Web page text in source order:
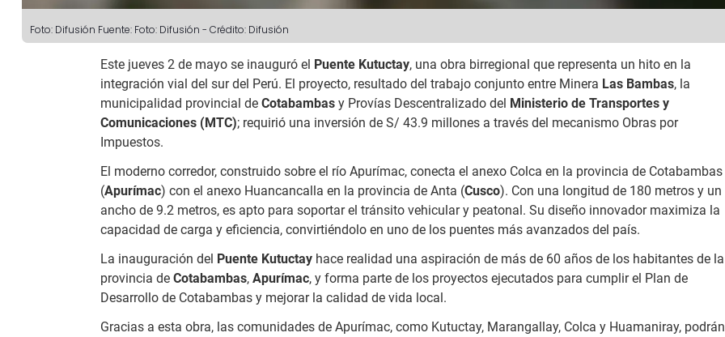
Foto: Difusión Fuente: Foto: Difusión - Crédito: Difusión
Este jueves 2 de mayo se inauguró el Puente Kutuctay, una obra birregional que representa un hito en la
integración vial del sur del Perú. El proyecto, resultado del trabajo conjunto entre Minera Las Bambas, la
municipalidad provincial de Cotabambas y Provías Descentralizado del Ministerio de Transportes y
Comunicaciones (MTC); requirió una inversión de S/ 43.9 millones a través del mecanismo Obras por
Impuestos.
El moderno corredor, construido sobre el río Apurímac, conecta el anexo Colca en la provincia de Cotabambas
(Apurímac) con el anexo Huancancalla en la provincia de Anta (Cusco). Con una longitud de 180 metros y un
ancho de 9.2 metros, es apto para soportar el tránsito vehicular y peatonal. Su diseño innovador maximiza la
capacidad de carga y eficiencia, convirtiéndolo en uno de los puentes más avanzados del país.
La inauguración del Puente Kutuctay hace realidad una aspiración de más de 60 años de los habitantes de la
provincia de Cotabambas, Apurímac, y forma parte de los proyectos ejecutados para cumplir el Plan de
Desarrollo de Cotabambas y mejorar la calidad de vida local.
Gracias a esta obra, las comunidades de Apurímac, como Kutuctay, Marangallay, Colca y Huamaniray, podrán